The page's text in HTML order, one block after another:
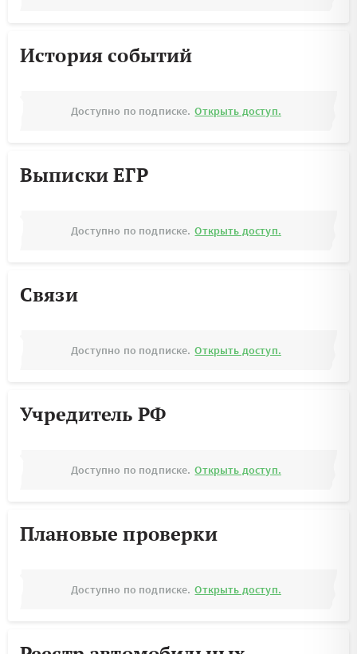
История событий
Доступно по подписке. Открыть доступ.
Выписки ЕГР
Доступно по подписке. Открыть доступ.
Связи
Доступно по подписке. Открыть доступ.
Учредитель РФ
Доступно по подписке. Открыть доступ.
Плановые проверки
Доступно по подписке. Открыть доступ.